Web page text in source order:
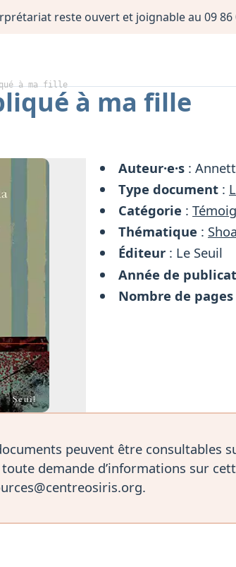
reste ouvert et joignable au 09 86
à ma fille à ma fille
Auteur·e·s :
Type document :
Catégorie :
Thématique :
Éditeur : Le Seuil
Année de
Nombre de pages
peuvent être consultables
demande d’informations sur